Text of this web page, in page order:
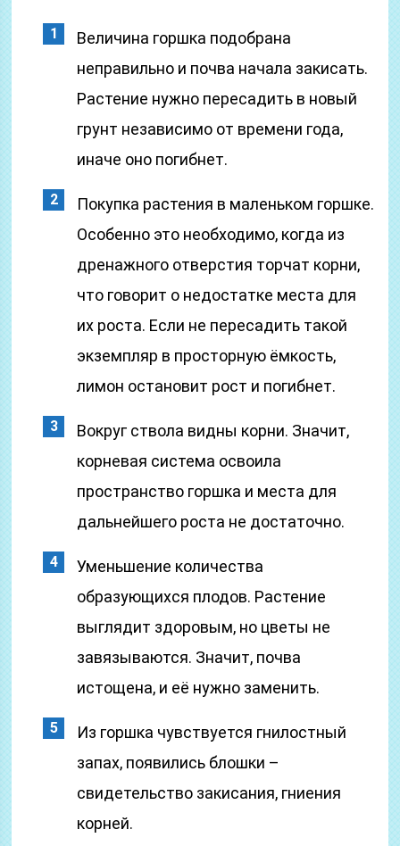
Величина горшка подобрана
неправильно и почва начала закисать.
Растение нужно пересадить в новый
грунт независимо от времени года,
иначе оно погибнет.
Покупка растения в маленьком горшке.
Особенно это необходимо, когда из
дренажного отверстия торчат корни,
что говорит о недостатке места для
их роста. Если не пересадить такой
экземпляр в просторную ёмкость,
лимон остановит рост и погибнет.
Вокруг ствола видны корни. Значит,
корневая система освоила
пространство горшка и места для
дальнейшего роста не достаточно.
Уменьшение количества
образующихся плодов. Растение
выглядит здоровым, но цветы не
завязываются. Значит, почва
истощена, и её нужно заменить.
Из горшка чувствуется гнилостный
запах, появились блошки –
свидетельство закисания, гниения
корней.